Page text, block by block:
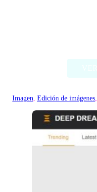
Imagen, Edición de imágenes,